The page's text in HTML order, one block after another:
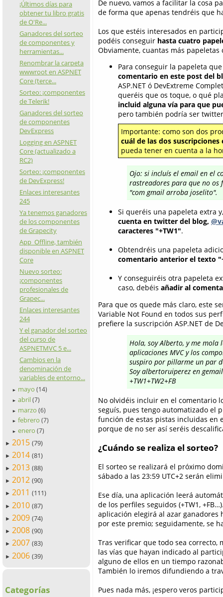
¡Últimos días para
obtener tu libro gratis
de O'Re...
Ganadores del sorteo
de componentes y
herramientas...
Renombrar la carpeta
wwwroot en ASPNET
Core (terce...
Sorteo: ¡componentes
de Telerik!
Ganadores del sorteo
de componentes
DevExpress
Logging en ASPNET
Core (actualizado a
RC2)
Sorteo: ¡componentes
de DevExpress!
Enlaces interesantes
245
Ya tenemos ganadores
de los componentes
de Grapecity
App_Offline, también
disponible en ASPNET
Core
Nuevo sorteo:
¡componentes
profesionales de
Grapec...
Enlaces interesantes
244
Y el ganador del sorteo
del curso de
ASPNETMVC 5 e...
Cambios en la
denominación de
variables de entorno...
► mayo (14)
► abril (7)
► marzo (6)
► febrero (7)
► enero (7)
► 2015 (79)
► 2014 (81)
► 2013 (88)
► 2012 (90)
► 2011 (111)
► 2010 (87)
► 2009 (74)
► 2008 (90)
► 2007 (83)
► 2006 (39)
Categorías
De nuevo, vamos a facilitar la cosa
de forma que apenas tendréis que
Los que estéis interesados en
podéis conseguir hasta cuatro
Obviamente, cuantas más
Para conseguir la papeleta
comentario en este post del
ASP.NET ó DevExtreme
queréis que os toque, o qué
incluid alguna vía para que
pero también podría ser
Importante: como son dos
cuál de las dos suscripciones
pueda tener en cuenta a la
Ojo: si incluís el email en el
rastreadores para que no os
"com gmail arroba joselito".
Si queréis una papeleta extra
cuenta en twitter del blog,
caracteres "+TW1".
Obtendréis una papeleta
comentario anterior el texto
Y conseguiréis otra papeleta
caso, debéis añadir al
Para que os quede más claro, este
Variable Not Found en todos sus
prefiere la suscripción ASP.NET de
Hola, soy Alberto, y me mola
aplicaciones MVC y los
suspiro por pillarme un par
Soy albertoruiperez en
+TW1+TW2+FB
No olvidéis incluir en el comentario
seguís, pues tengo automatizado el
función de estas pistas incluidas en
porque de no ser así seréis
¿Cuándo se realiza el sorteo?
El sorteo se realizará el próximo
sábado a las 23:59 UTC+2 serán
Ese día, una aplicación leerá
de los perfiles seguidos (+TW1,
aplicación elegirá al azar
por este premio; seguidamente, se
Tras verificar que todo sea correcto,
las vías que hayan indicado al
alguno de ellos en un tiempo
También lo iremos difundiendo a
Pues nada más, ¡espero veros